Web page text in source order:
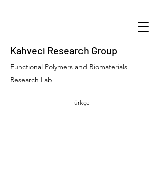
Kahveci Research Group
Functional Polymers and Biomaterials
Research Lab
Türkçe